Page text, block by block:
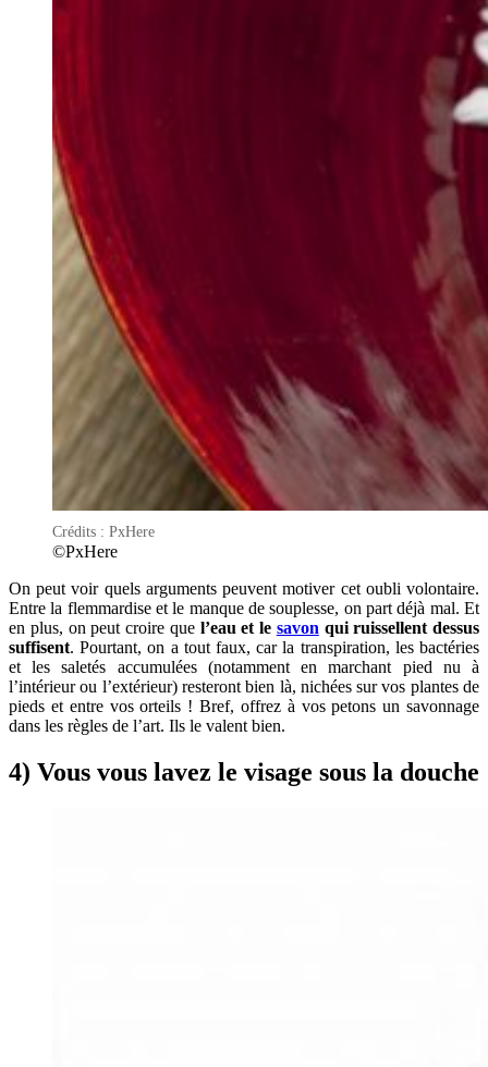
Crédits : PxHere
©PxHere
On peut voir quels arguments peuvent motiver cet oubli volontaire.
Entre la flemmardise et le manque de souplesse, on part déjà mal. Et
en plus, on peut croire que l’eau et le savonqui ruissellent dessus
suffisent. Pourtant, on a tout faux, car la transpiration, les bactéries
et les saletés accumulées (notamment en marchant pied nu à
l’intérieur ou l’extérieur) resteront bien là, nichées sur vos plantes de
pieds et entre vos orteils ! Bref, offrez à vos petons un savonnage
dans les règles de l’art. Ils le valent bien.
4) Vous vous lavez le visage sous la douche